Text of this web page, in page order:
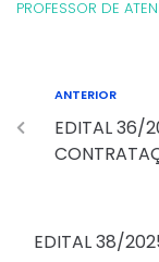
PROFESSOR DE
ANTERIOR
EDITAL 36/
EDITAL 38/